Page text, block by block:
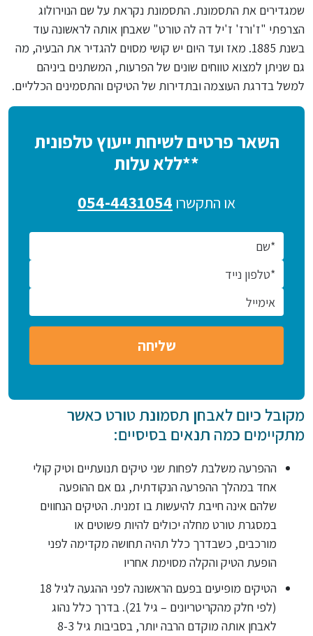
שמגדירים את התסמונת. התסמונת נקראת על שם הנוירולוג
הצרפתי "ז'ורז' ז'יל דה לה טורט" שאבחן אותה לראשונה עוד
בשנת 1885. מאז ועד היום יש קושי מסוים להגדיר את הבעיה, מה
גם שניתן למצוא טווחים שונים של הפרעות, המשתנים ביניהם
למשל בדרגת העוצמה ובתדירות של הטיקים והתסמינים הכלליים.
השאר פרטים לשיחת ייעוץ טלפונית
**ללא עלות
או התקשרו 054-4431054
מקובל כיום לאבחן תסמונת טורט כאשר
מתקיימים כמה תנאים בסיסיים:
ההפרעה משלבת לפחות שני טיקים תנועתיים וטיק קולי
אחד במהלך ההפרעה הנקודתית, גם אם ההופעה
שלהם אינה חייבת להיעשות בו זמנית. הטיקים הנחווים
במסגרת טורט מחלה יכולים להיות פשוטים או
מורכבים, כשבדרך כלל תהיה תחושה מקדימה לפני
הופעת הטיק והקלה מסוימת אחריו
הטיקים מופיעים בפעם הראשונה לפני ההגעה לגיל 18
(לפי חלק מהקריטריונים – גיל 21). בדרך כלל נהוג
לאבחן אותה מוקדם הרבה יותר, בסביבות גיל 8-3